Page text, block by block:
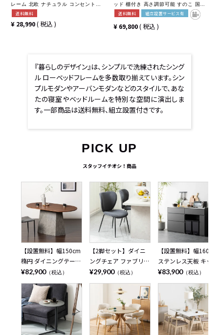
レーム 北欧 ナチュラル コンセント付
棚 マットレスストッパー付 ローベッド
送料無料
¥ 28,990 税込
ッド 棚付き 高さ調節可能 すのこ 国産
本畳 天然イ草木製 コンセント付 ロー
タイプ可 幅木よけ ナチュラル ブラウ
ン
送料無料 組立設置サービス有
¥ 69,800 税込
『暮らしのデザイン』は、シンプルで洗練されたシング
ル ローベッドフレームを多数取り揃えています。シン
プルモダンやアーバンモダンなどのスタイルで、あな
たの寝室やベッドルームを特別な空間に演出しま
す。一部商品は送料無料、組立設置付きです。
PICK UP
スタッフイチオシ！商品
【設置無料】幅150cm
楕円 ダイニングテーブ
ル オーバルテーブル 4
人掛け ALT 木目 大理石
調 ウッディモダン テ
ーブル 4人 食卓テーブ
ル おしゃれ ブラウン
ナチュラル
¥82,900（税込）
【2脚セット】ダイニ
ングチェア ファブリッ
ク STONEA 布張り ス
チール脚 肘なし チェ
アー モダン 椅子 リビ
ングチェア 食卓椅子
おしゃれ ベージュ ブ
ラウン グレー
¥29,900（税込）
【設置無料】幅160cm
ステンレス天板 キッチ
ンカウンター MIRENIA
引き出し 収納 作業台
キッチン棚 ゴミ箱上収
納 レンジ台 シンプル
モダン 食器棚 おしゃ
れ 黒 ブラック グレー
日本製 完成品
¥83,900（税込）